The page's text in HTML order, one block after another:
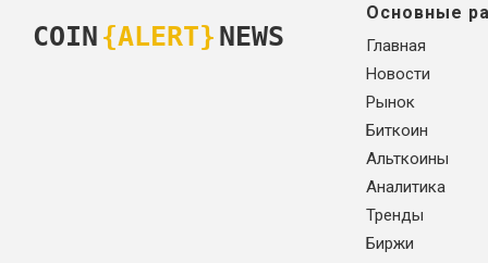
COIN {ALERT} NEWS
Основные
Главная
Новости
Рынок
Биткоин
Альткоины
Аналитика
Тренды
Биржи